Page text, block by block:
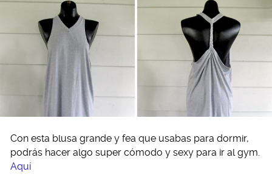
Con esta blusa grande y fea que usabas para dormir,
podrás hacer algo super cómodo y sexy para ir al gym.
Aquí